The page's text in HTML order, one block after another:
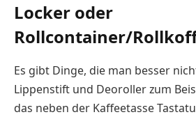
Locker oder
Rollcontainer/
Es gibt Dinge, die man besser
Lippenstift und Deoroller zum
das neben der Kaffeetasse